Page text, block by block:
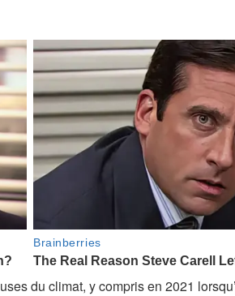
du climat, y compris en 2021